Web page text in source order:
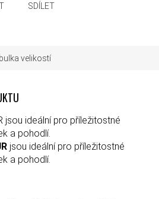
SDÍLET
velikostí
jsou ideální pro příležitostné
a pohodlí.
jsou ideální pro příležitostné
a pohodlí.